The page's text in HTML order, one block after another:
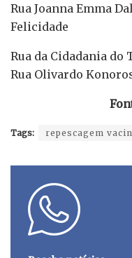
Rua Joanna Emma
Felicidade
Rua da Cidadania do
Rua Olivardo
Tags: repescagem